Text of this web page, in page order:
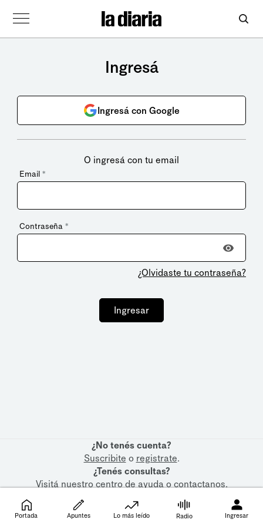
Ingresá
Ingresá con Google
O ingresá con tu email
Email *
Contraseña *
¿Olvidaste tu contraseña?
Ingresar
¿No tenés cuenta?
Suscribite o registrate.
¿Tenés consultas?
Visitá nuestrocentro de ayudaocontactanos.
Portada Apuntes Lo más leído Radio Ingresar